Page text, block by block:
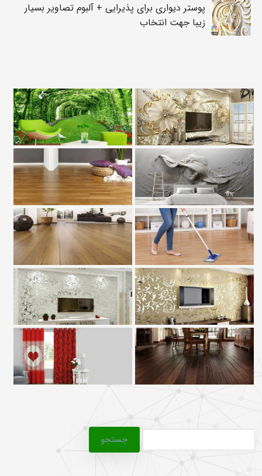
پوستر دیواری برای پذیرایی + آلبوم تصاویر بسیار
زیبا جهت انتخاب
جستجو
برای: